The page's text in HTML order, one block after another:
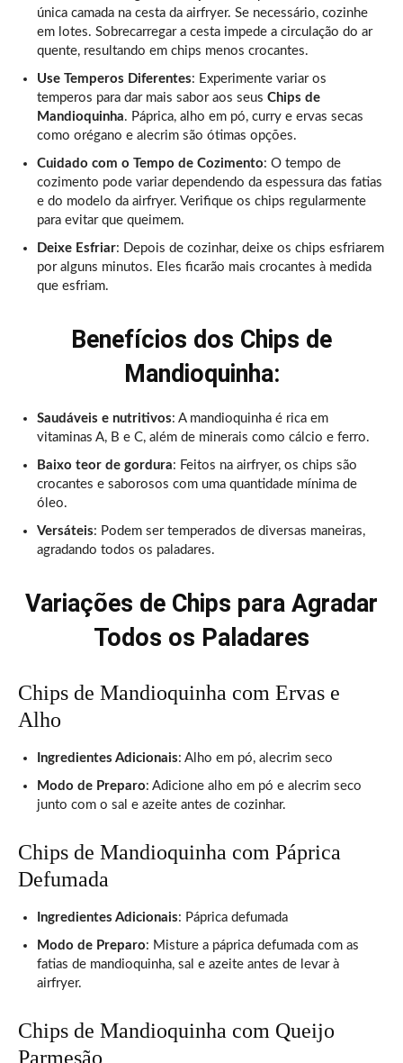
única camada na cesta da airfryer. Se necessário, cozinhe
em lotes. Sobrecarregar a cesta impede a circulação do ar
quente, resultando em chips menos crocantes.
Use Temperos Diferentes: Experimente variar os
temperos para dar mais sabor aos seus Chips de
Mandioquinha. Páprica, alho em pó, curry e ervas secas
como orégano e alecrim são ótimas opções.
Cuidado com o Tempo de Cozimento: O tempo de
cozimento pode variar dependendo da espessura das fatias
e do modelo da airfryer. Verifique os chips regularmente
para evitar que queimem.
Deixe Esfriar: Depois de cozinhar, deixe os chips esfriarem
por alguns minutos. Eles ficarão mais crocantes à medida
que esfriam.
Benefícios dos Chips de
Mandioquinha:
Saudáveis e nutritivos: A mandioquinha é rica em
vitaminas A, B e C, além de minerais como cálcio e ferro.
Baixo teor de gordura: Feitos na airfryer, os chips são
crocantes e saborosos com uma quantidade mínima de
óleo.
Versáteis: Podem ser temperados de diversas maneiras,
agradando todos os paladares.
Variações de Chips para Agradar
Todos os Paladares
Chips de Mandioquinha com Ervas e
Alho
Ingredientes Adicionais: Alho em pó, alecrim seco
Modo de Preparo: Adicione alho em pó e alecrim seco
junto com o sal e azeite antes de cozinhar.
Chips de Mandioquinha com Páprica
Defumada
Ingredientes Adicionais: Páprica defumada
Modo de Preparo: Misture a páprica defumada com as
fatias de mandioquinha, sal e azeite antes de levar à
airfryer.
Chips de Mandioquinha com Queijo
Parmesão